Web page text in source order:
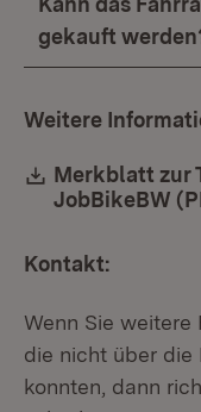
gekauft
Weitere
Download:
Merkblatt zur
JobBikeBW
Kontakt:
Wenn Sie weitere
die nicht über die
konnten, dann